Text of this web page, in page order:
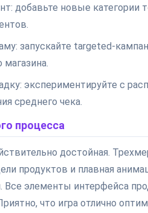
добавьте новые категории
запускайте targeted-
экспериментируйте с
среднего чека.
процесса
достойная.
продуктов и плавная
Все элементы интерфейса
что игра отлично